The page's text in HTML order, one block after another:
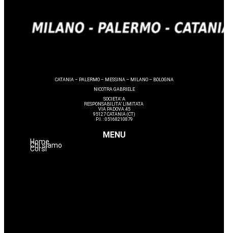
CATANIA – PALERMO – MESSINA – MILANO – BOLOGNA
NICOTRA GABRIELE
SOCIETA’ A
RESPONSABILITA’ LIMITATA
VIA PADOVA 45
95127 CATANIA (CT)
P.I. : 05168210879
MENU
Home
Chi siamo
Corsi